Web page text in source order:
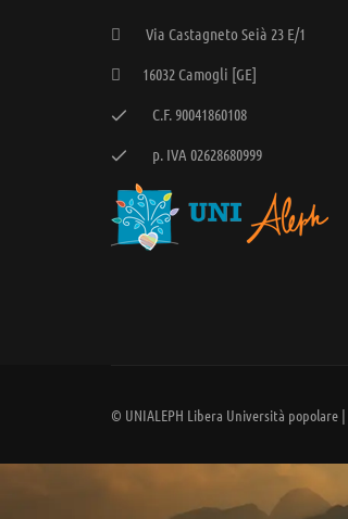
Via Castagneto Seià 23 E/1
16032 Camogli [GE]
C.F. 90041860108
p. IVA 02628680999
© UNIALEPH Libera Università popolare